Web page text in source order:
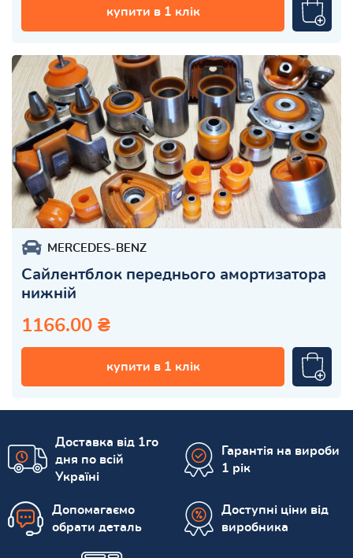
купити в 1 клік
MERCEDES-BENZ
Сайлентблок переднього амортизатора
нижній
1166.00 ₴
купити в 1 клік
Доставка від 1го
дня по всій
Україні
Гарантія на вироби
1 рік
Допомагаємо
обрати деталь
Доступні ціни від
виробника